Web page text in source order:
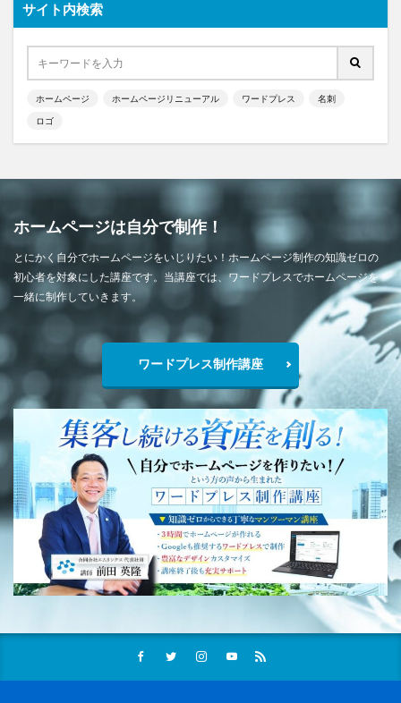
サイト内検索
ホームページ ホームページリニューアル ワードプレス 名刺
ロゴ
ホームページは自分で制作！
とにかく自分でホームページをいじりたい！ホームページ制作の知識ゼロの
初心者を対象にした講座です。当講座では、ワードプレスでホームページを
一緒に制作していきます。
ワードプレス制作講座